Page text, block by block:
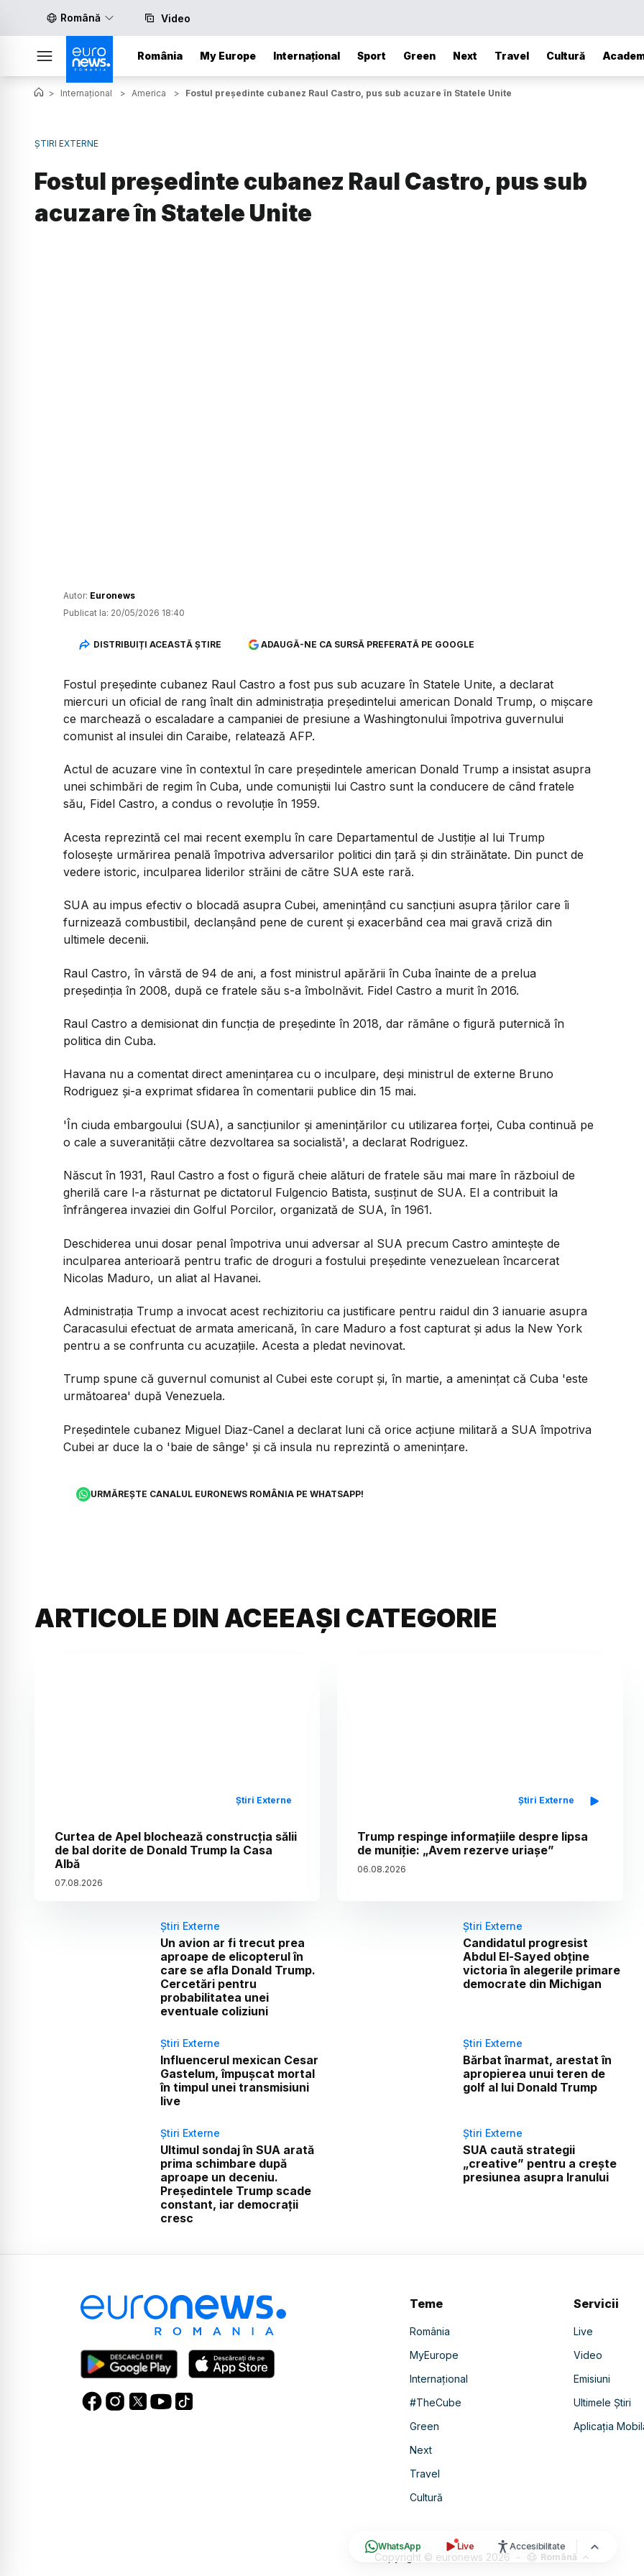
Română Video
România My Europe Internațional Sport Green Next Travel Cultură
WhatsApp Live Accesibilitate
> Internațional > America > Fostul președinte cubanez Raul Castro, pus sub acuzare în Statele Unite
ȘTIRI EXTERNE
Fostul președinte cubanez Raul Castro, pus sub
acuzare în Statele Unite
Autor: Euronews
Publicat la: 20/05/2026 18:40
DISTRIBUIȚI ACEASTĂ ȘTIRE ADAUGĂ-NE CA SURSĂ PREFERATĂ PE GOOGLE
Fostul președinte cubanez Raul Castro a fost pus sub acuzare în Statele Unite, a declarat
miercuri un oficial de rang înalt din administrația președintelui american Donald Trump, o mișcare
ce marchează o escaladare a campaniei de presiune a Washingtonului împotriva guvernului
comunist al insulei din Caraibe, relatează AFP.
Actul de acuzare vine în contextul în care președintele american Donald Trump a insistat asupra
unei schimbări de regim în Cuba, unde comuniștii lui Castro sunt la conducere de când fratele
său, Fidel Castro, a condus o revoluție în 1959.
Acesta reprezintă cel mai recent exemplu în care Departamentul de Justiție al lui Trump
folosește urmărirea penală împotriva adversarilor politici din țară și din străinătate. Din punct de
vedere istoric, inculparea liderilor străini de către SUA este rară.
SUA au impus efectiv o blocadă asupra Cubei, amenințând cu sancțiuni asupra țărilor care îi
furnizează combustibil, declanșând pene de curent și exacerbând cea mai gravă criză din
ultimele decenii.
Raul Castro, în vârstă de 94 de ani, a fost ministrul apărării în Cuba înainte de a prelua
președinția în 2008, după ce fratele său s-a îmbolnăvit. Fidel Castro a murit în 2016.
Raul Castro a demisionat din funcția de președinte în 2018, dar rămâne o figură puternică în
politica din Cuba.
Havana nu a comentat direct amenințarea cu o inculpare, deși ministrul de externe Bruno
Rodriguez și-a exprimat sfidarea în comentarii publice din 15 mai.
'În ciuda embargoului (SUA), a sancțiunilor și amenințărilor cu utilizarea forței, Cuba continuă pe
o cale a suveranității către dezvoltarea sa socialistă', a declarat Rodriguez.
Născut în 1931, Raul Castro a fost o figură cheie alături de fratele său mai mare în războiul de
gherilă care l-a răsturnat pe dictatorul Fulgencio Batista, susținut de SUA. El a contribuit la
înfrângerea invaziei din Golful Porcilor, organizată de SUA, în 1961.
Deschiderea unui dosar penal împotriva unui adversar al SUA precum Castro amintește de
inculparea anterioară pentru trafic de droguri a fostului președinte venezuelean încarcerat
Nicolas Maduro, un aliat al Havanei.
Administrația Trump a invocat acest rechizitoriu ca justificare pentru raidul din 3 ianuarie asupra
Caracasului efectuat de armata americană, în care Maduro a fost capturat și adus la New York
pentru a se confrunta cu acuzațiile. Acesta a pledat nevinovat.
Trump spune că guvernul comunist al Cubei este corupt și, în martie, a amenințat că Cuba 'este
următoarea' după Venezuela.
Președintele cubanez Miguel Diaz-Canel a declarat luni că orice acțiune militară a SUA împotriva
Cubei ar duce la o 'baie de sânge' și că insula nu reprezintă o amenințare.
URMĂREȘTE CANALUL EURONEWS ROMÂNIA PE WHATSAPP!
ARTICOLE DIN ACEEAȘI CATEGORIE
Știri Externe
Curtea de Apel blochează construcția sălii
de bal dorite de Donald Trump la Casa
Albă
07.08.2026
Știri Externe
Trump respinge informațiile despre lipsa
de muniție: „Avem rezerve uriașe”
06.08.2026
Știri Externe
Un avion ar fi trecut prea
aproape de elicopterul în
care se afla Donald Trump.
Cercetări pentru
probabilitatea unei
eventuale coliziuni
Știri Externe
Candidatul progresist
Abdul El-Sayed obține
victoria în alegerile primare
democrate din Michigan
Știri Externe
Influencerul mexican Cesar
Gastelum, împușcat mortal
în timpul unei transmisiuni
live
Știri Externe
Bărbat înarmat, arestat în
apropierea unui teren de
golf al lui Donald Trump
Știri Externe
Ultimul sondaj în SUA arată
prima schimbare după
aproape un deceniu.
Președintele Trump scade
constant, iar democrații
cresc
Știri Externe
SUA caută strategii
„creative” pentru a crește
presiunea asupra Iranului
Teme
România
MyEurope
Internațional
#TheCube
Green
Next
Travel
Cultură
Servicii
Live
Video
Emisiuni
Ultimele Știri
Aplicația
Copyright © euronews 2026 - Română